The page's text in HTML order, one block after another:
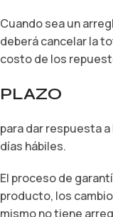
Cuando sea un
deberá cancelar la
costo de los
PLAZO
para dar respuesta
días hábiles.
El proceso de
producto, los
mismo no tiene